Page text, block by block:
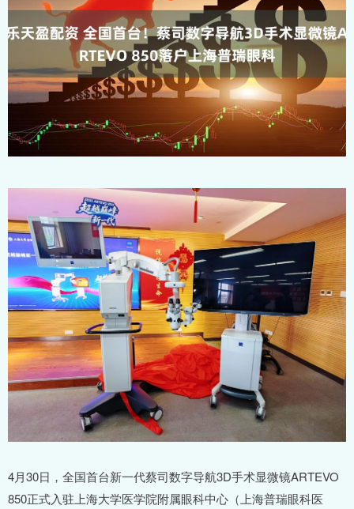
4月30日，全国首台新一代蔡司数字导航3D手术显微镜ARTEVO
850正式入驻上海大学医学院附属眼科中心（上海普瑞眼科医